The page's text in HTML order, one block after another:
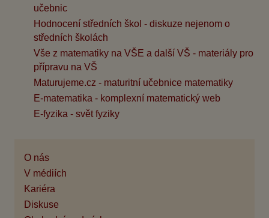
učebnic
Hodnocení středních škol - diskuze nejenom o
středních školách
Vše z matematiky na VŠE a další VŠ - materiály pro
přípravu na VŠ
Maturujeme.cz - maturitní učebnice matematiky
E-matematika - komplexní matematický web
E-fyzika - svět fyziky
O nás
V médiích
Kariéra
Diskuse